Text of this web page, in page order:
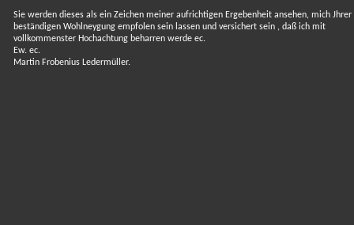
Sie werden dieses als ein Zeichen meiner aufrichtigen Ergebenheit ansehen, mich Jhrer
beständigen Wohlneygung empfolen sein lassen und versichert sein , daß ich mit
vollkommenster Hochachtung beharren werde ec.
Ew. ec.
Martin Frobenius Ledermüller.